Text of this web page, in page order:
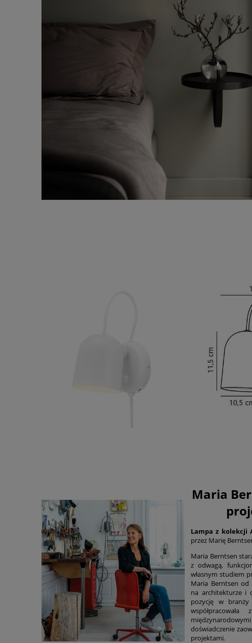
Maria
Lampa z kolekcji
przez Marię
Maria Berntsen
z odwagą,
własnym studiem
Maria Berntsen
na architekturze i
pozycję w
doświadczenie
projektami.